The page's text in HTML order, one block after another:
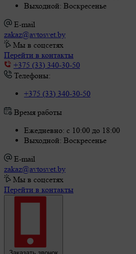
Выходной: Воскресенье
E-mail
zakaz@avtosvet.by
Мы в соцсетях
Перейти в контакты
+375 (33) 340-30-50
Телефоны:
+375 (33) 340-30-50
Время работы
Ежедневно: с 10:00 до 18:00
Выходной: Воскресенье
E-mail
zakaz@avtosvet.by
Мы в соцсетях
Перейти в контакты